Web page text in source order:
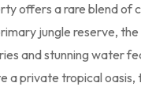
offers a rare blend of
jungle reserve, the
and stunning water
a private tropical oasis,